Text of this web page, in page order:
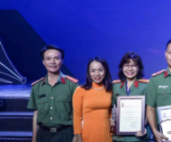
Infographic
Chuyên trang An ninh thế giới
Chuyên đề